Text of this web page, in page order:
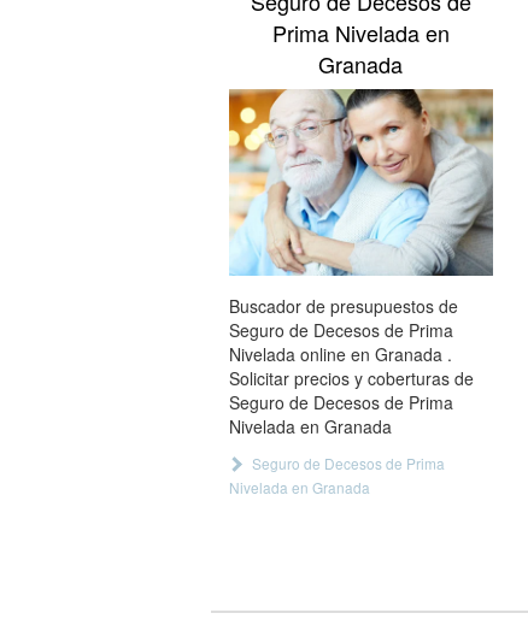
Prima Nivelada en
Granada
Buscador de presupuestos de
Seguro de Decesos de Prima
Nivelada online en Granada .
Solicitar precios y coberturas de
Seguro de Decesos de Prima
Nivelada en Granada
Seguro de Decesos de Prima
Nivelada en Granada